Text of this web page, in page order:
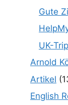
Gute
UK-Trip
Arnold
Artikel
English